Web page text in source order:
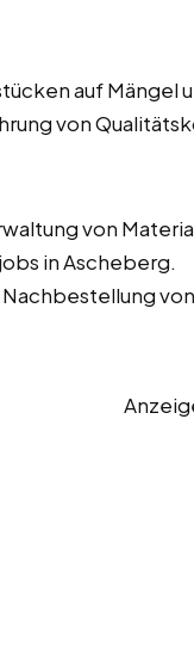
auf Mängel
von
von
in Ascheberg.